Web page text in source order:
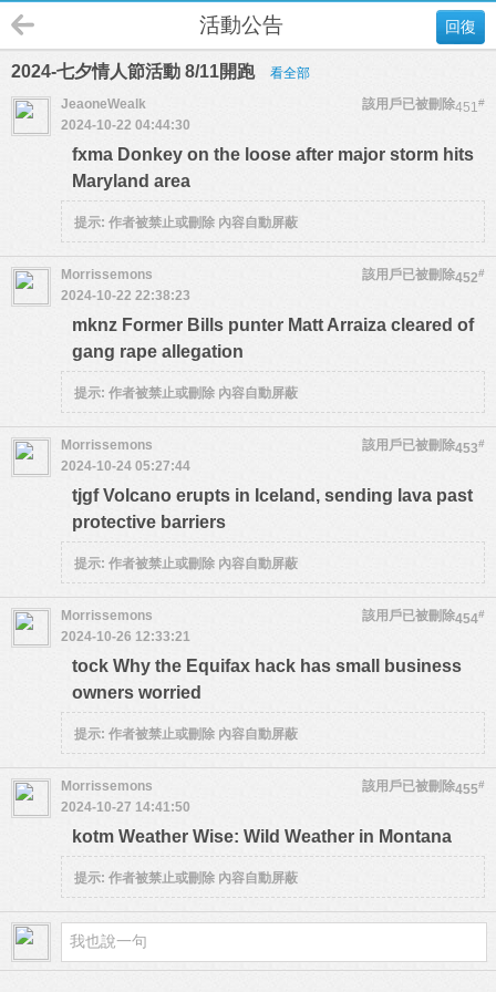
回復
活動公告
2024-七夕情人節活動 8/11開跑 看全部
451#
JeaoneWealk
該用戶已被刪除
2024-10-22 04:44:30
fxma Donkey on the loose after major storm hits
Maryland area
提示: 作者被禁止或刪除 內容自動屏蔽
452#
Morrissemons
該用戶已被刪除
2024-10-22 22:38:23
mknz Former Bills punter Matt Arraiza cleared of
gang rape allegation
提示: 作者被禁止或刪除 內容自動屏蔽
453#
Morrissemons
該用戶已被刪除
2024-10-24 05:27:44
tjgf Volcano erupts in Iceland, sending lava past
protective barriers
提示: 作者被禁止或刪除 內容自動屏蔽
454#
Morrissemons
該用戶已被刪除
2024-10-26 12:33:21
tock Why the Equifax hack has small business
owners worried
提示: 作者被禁止或刪除 內容自動屏蔽
455#
Morrissemons
該用戶已被刪除
2024-10-27 14:41:50
kotm Weather Wise: Wild Weather in Montana
提示: 作者被禁止或刪除 內容自動屏蔽